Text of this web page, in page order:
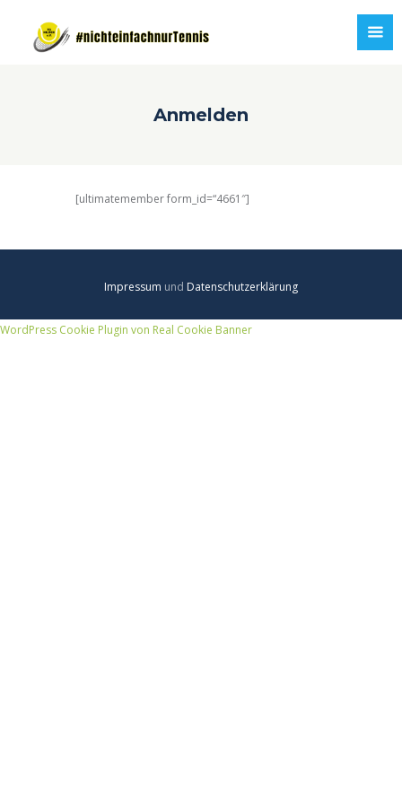
Anmelden
[ultimatemember form_id=“4661″]
Impressum und Datenschutzerklärung
WordPress Cookie Plugin von Real Cookie Banner